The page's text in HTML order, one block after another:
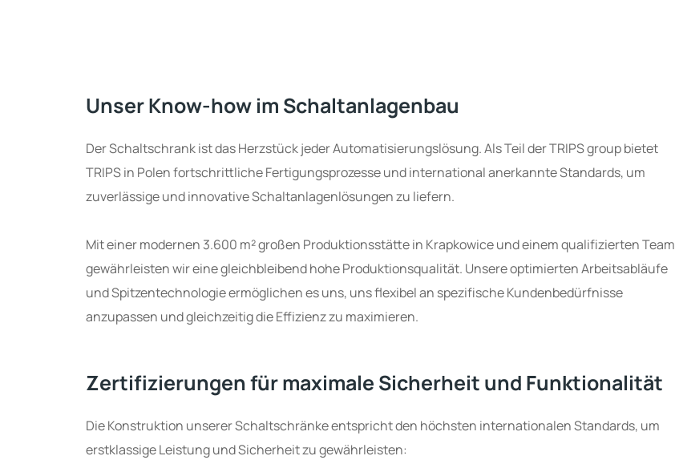
Unser Know-how im Schaltanlagenbau
Der Schaltschrank ist das Herzstück jeder Automatisierungslösung. Als Teil der TRIPS group bietet
TRIPS in Polen fortschrittliche Fertigungsprozesse und international anerkannte Standards, um
zuverlässige und innovative Schaltanlagenlösungen zu liefern.
Mit einer modernen 3.600 m² großen Produktionsstätte in Krapkowice und einem qualifizierten Team
gewährleisten wir eine gleichbleibend hohe Produktionsqualität. Unsere optimierten Arbeitsabläufe
und Spitzentechnologie ermöglichen es uns, uns flexibel an spezifische Kundenbedürfnisse
anzupassen und gleichzeitig die Effizienz zu maximieren.
Zertifizierungen für maximale Sicherheit und Funktionalität
Die Konstruktion unserer Schaltschränke entspricht den höchsten internationalen Standards, um
erstklassige Leistung und Sicherheit zu gewährleisten: